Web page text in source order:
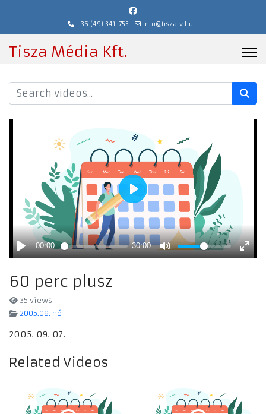
+36 (49) 341-755 info@tiszatv.hu
Tisza Média Kft.
60 perc plusz
35 views
2005.09. hó
2005. 09. 07.
Related Videos